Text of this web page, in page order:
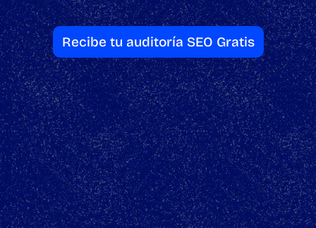
Recibe tu auditoría SEO Gratis